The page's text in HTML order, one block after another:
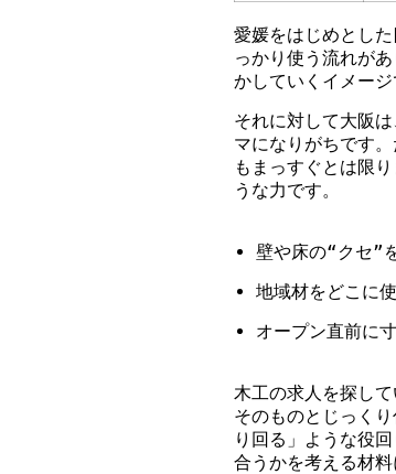
愛媛をはじめとし
っかり使う流れが
かしていくイメージ
それに対して大阪
マになりがちです
もまっすぐとは限
うな力です。
壁や床の“クセ”
地域材をどこに
オープン直前に
木工の求人を探し
そのものとじっく
り回る」ような役
合うかを考える材